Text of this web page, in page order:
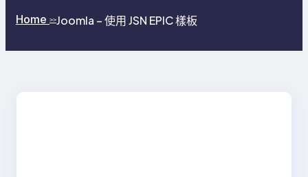
Home >>Joomla – 使用 JSN EPIC 樣板